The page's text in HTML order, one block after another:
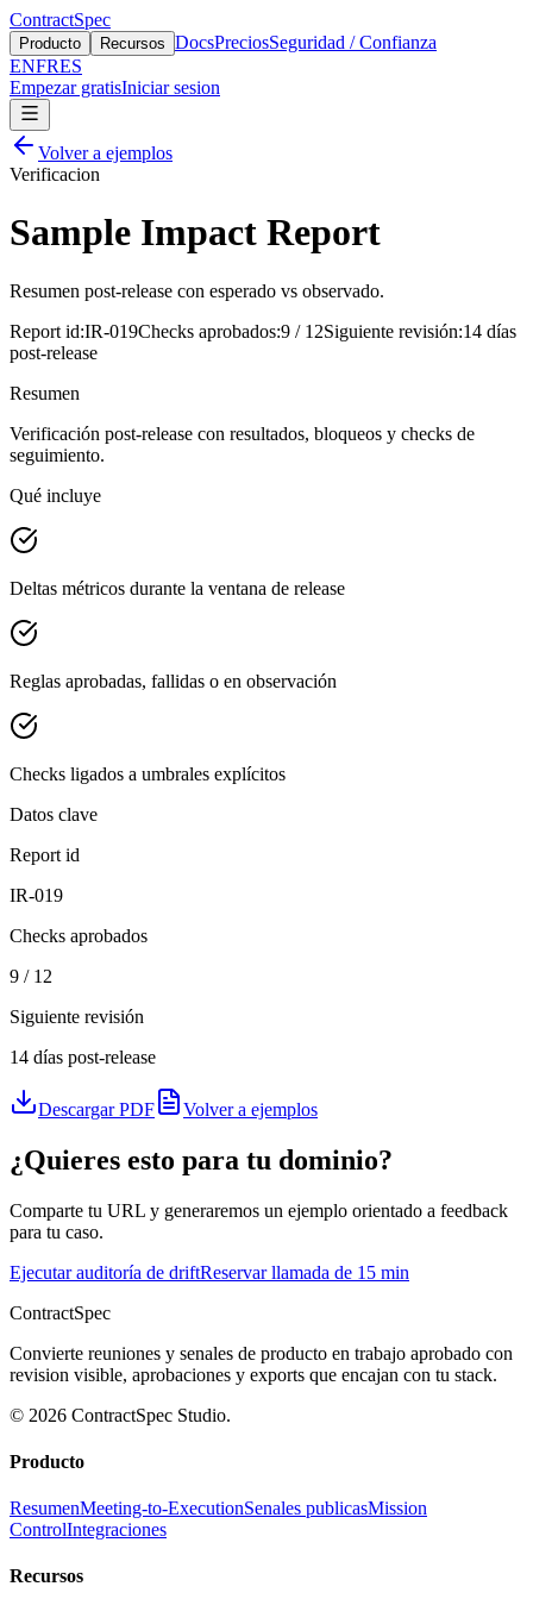
ContractSpec
Producto Recursos DocsPreciosSeguridad / Confianza
ENFRES
Empezar gratisIniciar sesion
Volver a ejemplos
Verificacion
Sample Impact Report
Resumen post-release con esperado vs observado.
Report id:IR-019Checks aprobados:9 / 12Siguiente revisión:14 días
post-release
Resumen
Verificación post-release con resultados, bloqueos y checks de
seguimiento.
Qué incluye
Deltas métricos durante la ventana de release
Reglas aprobadas, fallidas o en observación
Checks ligados a umbrales explícitos
Datos clave
Report id
IR-019
Checks aprobados
9 / 12
Siguiente revisión
14 días post-release
Descargar PDF Volver a ejemplos
¿Quieres esto para tu dominio?
Comparte tu URL y generaremos un ejemplo orientado a feedback
para tu caso.
Ejecutar auditoría de driftReservar llamada de 15 min
ContractSpec
Convierte reuniones y senales de producto en trabajo aprobado con
revision visible, aprobaciones y exports que encajan con tu stack.
© 2026 ContractSpec Studio.
Producto
ResumenMeeting-to-ExecutionSenales publicasMission
ControlIntegraciones
Recursos